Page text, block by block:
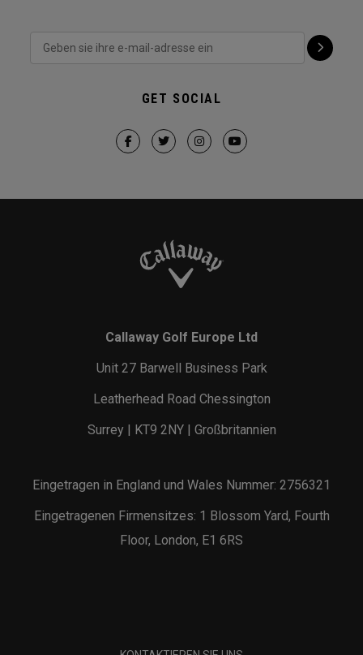
GET SOCIAL
Callaway Golf Europe Ltd
Unit 27 Barwell Business Park
Leatherhead Road Chessington
Surrey | KT9 2NY | Großbritannien
Eingetragen in England und Wales Nummer: 2756321
Eingetragenen Firmensitzes: 1 Blossom Yard, Fourth
Floor, London, E1 6RS